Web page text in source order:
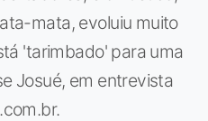
mata, evoluiu muito
'tarimbado' para uma
Josué, em entrevista